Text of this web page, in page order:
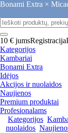
Bonami Extra ×
10 € jumsRegistracija
Kategorijos
Kambariai
Bonami Extra
Idėjos
Akcijos ir nuolaidos
Naujienos
Premium produktai
Profesionalams
Kategorijos
nuolaidos